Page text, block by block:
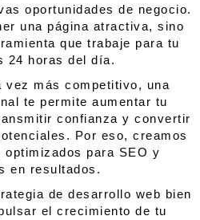
oportunidades de negocio.
una página atractiva, sino
que trabaje para tu
24 horas del día.
vez más competitivo, una
te permite aumentar tu
confianza y convertir
Por eso, creamos
para SEO y
en resultados.
de desarrollo web bien
el crecimiento de tu